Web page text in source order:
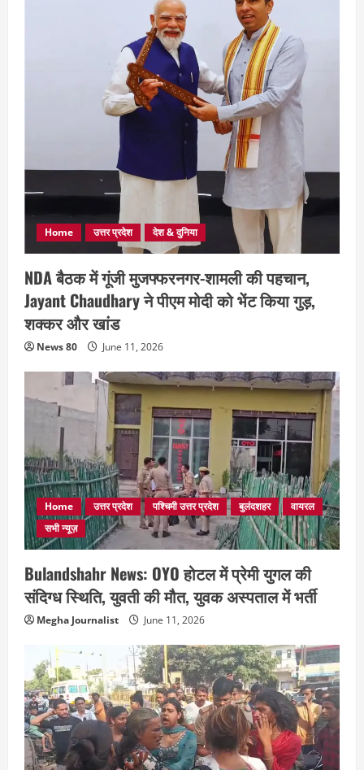
Home उत्तर प्रदेश देश & दुनिया
NDA बैठक में गूंजी मुजफ्फरनगर-शामली की पहचान,
Jayant Chaudhary ने पीएम मोदी को भेंट किया गुड़,
शक्कर और खांड
News 80 June 11, 2026
Home उत्तर प्रदेश पश्चिमी उत्तर प्रदेश बुलंदशहर
वायरल
सभी न्यूज़
Bulandshahr News: OYO होटल में प्रेमी युगल की
संदिग्ध स्थिति, युवती की मौत, युवक अस्पताल में भर्ती
Megha Journalist June 11, 2026